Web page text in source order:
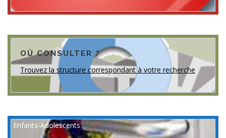
OÙ CONSULTER ?
Trouvez la structure correspondant à votre recherche
Enfants-Adolescents